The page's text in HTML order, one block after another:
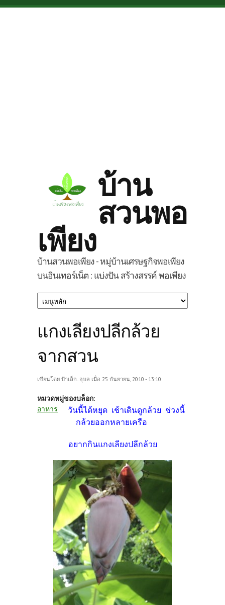
Skip to main content
บ้าน
สวนพอ
เพียง
บ้านสวนพอเพียง - หมู่บ้านเศรษฐกิจพอเพียง
บนอินเทอร์เน็ต : แบ่งปัน สร้างสรรค์ พอเพียง
แกงเลียงปลีกล้วย
จากสวน
เขียนโดย ป้าเล็ก..อุบล เมื่อ 25 กันยายน, 2010 - 13:10
หมวดหมู่ของบล็อก:
อาหาร
วันนี้ได้หยุด เช้าเดินดูกล้วย ช่วงนี้
กล้วยออกหลายเครือ
อยากกินแกงเลียงปลีกล้วย